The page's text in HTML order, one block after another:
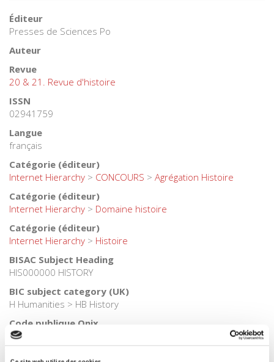
Éditeur
Presses de Sciences Po
Auteur
Revue
20 & 21. Revue d'histoire
ISSN
02941759
Langue
français
Catégorie (éditeur)
Internet Hierarchy > CONCOURS > Agrégation Histoire
Catégorie (éditeur)
Internet Hierarchy > Domaine histoire
Catégorie (éditeur)
Internet Hierarchy > Histoire
BISAC Subject Heading
HIS000000 HISTORY
BIC subject category (UK)
H Humanities > HB History
Code publique Onix
06 Professionnel et académique